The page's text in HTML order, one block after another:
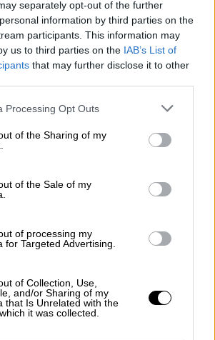
separately opt-out of the further
information by third parties on the
participants. This information may
us to third parties on the IAB’s List of
that may further disclose it to other
website/app uses one or more Google
or usage behaviour. You may click to
to Google and its third-party tags to
specified purposes in below Google
Processing Opt Outs
of the Sharing of my
of the Sale of my
of processing my
for Targeted Advertising.
of Collection, Use,
and/or Sharing of my
that Is Unrelated with the
it was collected.
περίπτωση, η Αθήνα
τόνο πως η διαφορά με
μία, η οριοθέτηση της
κρίσιμη συνάντηση
της ειρήνης και της